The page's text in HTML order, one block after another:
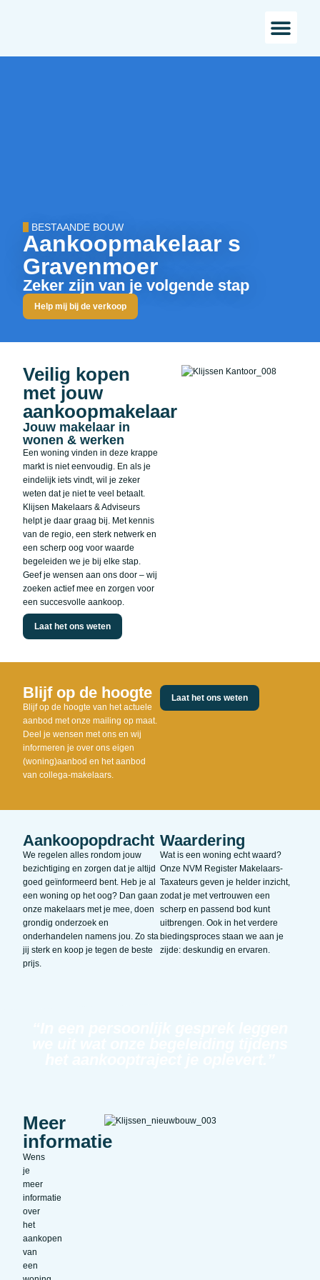
BESTAANDE BOUW
Aankoopmakelaar s
Gravenmoer
Zeker zijn van je volgende stap
Help mij bij de verkoop
Veilig kopen
met jouw
aankoopmakelaar
Jouw makelaar in
wonen & werken
Een woning vinden in deze krappe
markt is niet eenvoudig. En als je
eindelijk iets vindt, wil je zeker
weten dat je niet te veel betaalt.
Klijsen Makelaars & Adviseurs
helpt je daar graag bij. Met kennis
van de regio, een sterk netwerk en
een scherp oog voor waarde
begeleiden we je bij elke stap.
Geef je wensen aan ons door – wij
zoeken actief mee en zorgen voor
een succesvolle aankoop.
Laat het ons weten
Blijf op de hoogte
Blijf op de hoogte van het actuele
aanbod met onze mailing op maat.
Deel je wensen met ons en wij
informeren je over ons eigen
(woning)aanbod en het aanbod
van collega-makelaars.
Laat het ons weten
Aankoopopdracht
We regelen alles rondom jouw
bezichtiging en zorgen dat je altijd
goed geïnformeerd bent. Heb je al
een woning op het oog? Dan gaan
onze makelaars met je mee, doen
grondig onderzoek en
onderhandelen namens jou. Zo sta
jij sterk en koop je tegen de beste
prijs.
Waardering
Wat is een woning echt waard?
Onze NVM Register Makelaars-
Taxateurs geven je helder inzicht,
zodat je met vertrouwen een
scherp en passend bod kunt
uitbrengen. Ook in het verdere
biedingsproces staan we aan je
zijde: deskundig en ervaren.
Meer
informatie
Wens
je
meer
informatie
over
het
aankopen
van
een